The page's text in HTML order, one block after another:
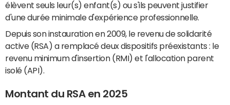
élèvent seuls leur(s) enfant(s) ou s'ils peuvent justifier
d'une durée minimale d'expérience professionnelle.
Depuis son instauration en 2009, le revenu de solidarité
active (RSA) a remplacé deux dispositifs préexistants : le
revenu minimum d'insertion (RMI) et l'allocation parent
isolé (API).
Montant du RSA en 2025